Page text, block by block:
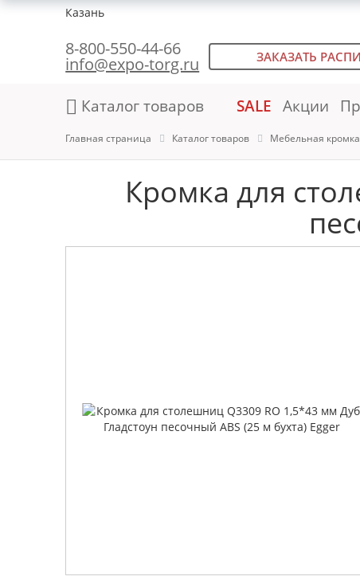
Казань
8-800-550-44-66
info@expo-torg.ru ЗАКАЗАТЬ
Каталог товаров SALE Акции
Главная страница Каталог товаров Мебельная
Кромка для